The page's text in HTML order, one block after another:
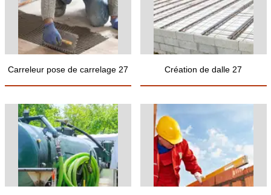
Carreleur pose de carrelage 27 Création de dalle 27